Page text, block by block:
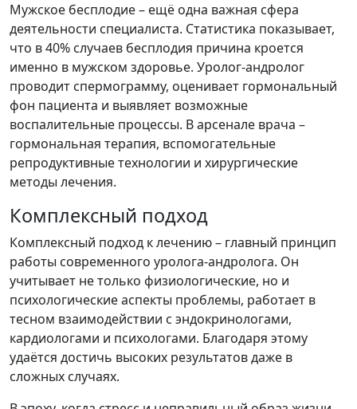
Мужское бесплодие – ещё одна важная сфера
деятельности специалиста. Статистика показывает,
что в 40% случаев бесплодия причина кроется
именно в мужском здоровье. Уролог-андролог
проводит спермограмму, оценивает гормональный
фон пациента и выявляет возможные
воспалительные процессы. В арсенале врача –
гормональная терапия, вспомогательные
репродуктивные технологии и хирургические
методы лечения.
Комплексный подход
Комплексный подход к лечению – главный принцип
работы современного уролога-андролога. Он
учитывает не только физиологические, но и
психологические аспекты проблемы, работает в
тесном взаимодействии с эндокринологами,
кардиологами и психологами. Благодаря этому
удаётся достичь высоких результатов даже в
сложных случаях.